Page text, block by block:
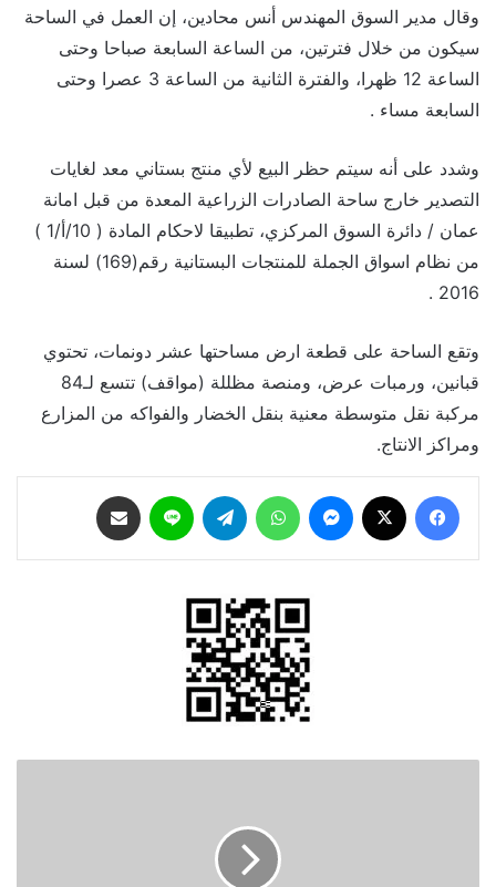
وقال مدير السوق المهندس أنس محادين، إن العمل في الساحة
سيكون من خلال فترتين، من الساعة السابعة صباحا وحتى
الساعة 12 ظهرا، والفترة الثانية من الساعة 3 عصرا وحتى
السابعة مساء .
وشدد على أنه سيتم حظر البيع لأي منتج بستاني معد لغايات
التصدير خارج ساحة الصادرات الزراعية المعدة من قبل امانة
عمان / دائرة السوق المركزي، تطبيقا لاحكام المادة ( 10/أ/1 )
من نظام اسواق الجملة للمنتجات البستانية رقم(169) لسنة
2016 .
وتقع الساحة على قطعة ارض مساحتها عشر دونمات، تحتوي
قبانين، ورمبات عرض، ومنصة مظللة (مواقف) تتسع لـ84
مركبة نقل متوسطة معنية بنقل الخضار والفواكه من المزارع
ومراكز الانتاج.
فيسبوك ماسنجر واتساب تيلقرام لاين